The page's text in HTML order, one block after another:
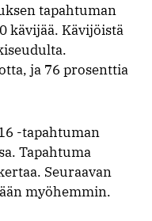
tapahtuman
kävijää. Kävijöistä
ja 76 prosenttia
-tapahtuman
Tapahtuma
Seuraavan
myöhemmin.